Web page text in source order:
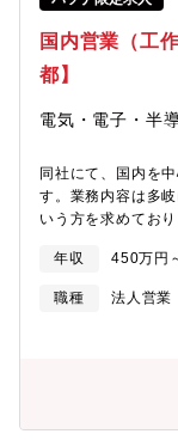
ルとなる道のほか
ーション関係業務
どの本部セクショ
国内営業（工
都】
電気・電子・半
同社にて、国内を
す。業務内容は多
いう方を求めてお
されています。【
戦力の人材を募集
メカトロニクス部
■担当業界：金属
後 金属加工業を
年収 450万円
職種
法人営業